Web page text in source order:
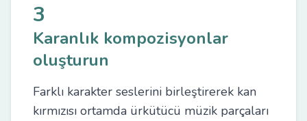
3
Karanlık kompozisyonlar
oluşturun
Farklı karakter seslerini birleştirerek kan
kırmızısı ortamda ürkütücü müzik parçaları